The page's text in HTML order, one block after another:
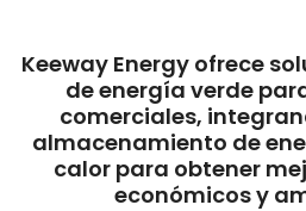
Keeway Energy ofrece
de energía verde
comerciales,
almacenamiento de
calor para obtener
económicos y